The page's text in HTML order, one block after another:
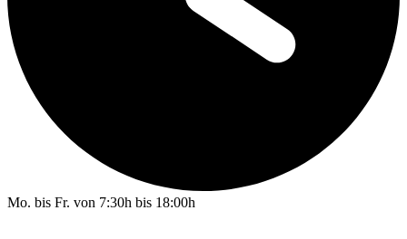
Mo. bis Fr. von 7:30h bis 18:00h